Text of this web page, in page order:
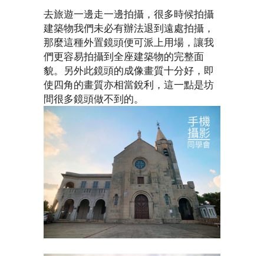
去旅遊一邊走一邊拍攝，很多時候拍攝
建築物我們未必有辦法退到遠處拍攝，
那麼這種外置鏡頭便可派上用場，讓我
們更容易拍攝到全座建築物的完整面
貌。另外此鏡頭的成像畫質十分好，即
使四角的畫質亦相當銳利，這一點是坊
間很多鏡頭做不到的。